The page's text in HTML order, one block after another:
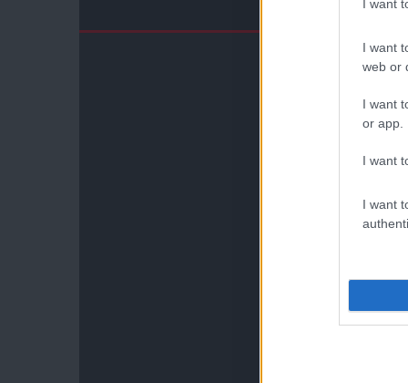
I want
I want
web or
I want
or app.
I want
I want